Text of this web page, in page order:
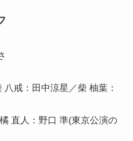
戒：田中涼星／柴 柚葉：
直人：野口 準(東京公演の